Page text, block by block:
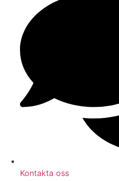
Kontakta oss